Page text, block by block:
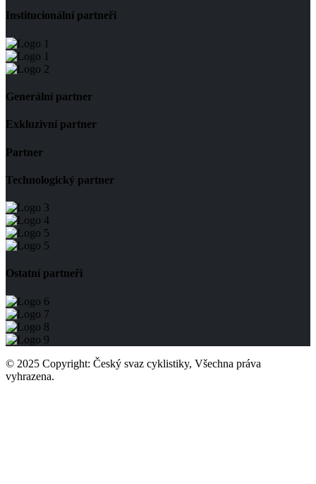
Institucionální partneři
Generální partner
Exkluzivní partner
Partner
Technologický partner
Ostatní partneři
© 2025 Copyright: Český svaz cyklistiky, Všechna práva
vyhrazena.